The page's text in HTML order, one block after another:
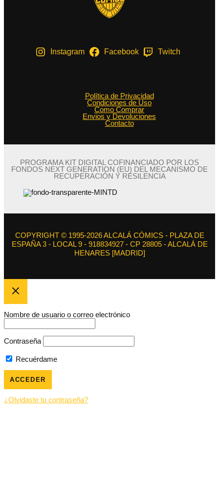
Instagram Facebook Twitch
Política de Privacidad
Condiciones de Uso
Como Comprar
Envios y Devoluciones
Contacto
PROGRAMA KIT DIGITAL COFINANCIADO POR LOS
FONDOS NEXT GENERATION (EU) DEL MECANISMO DE
RECUPERACIÓN Y RESILENCIA
COPYRIGHT © 1995-2026 ALCALÁ CÓMICS - PLAZA DE
ESPAÑA 3 - LOCAL 9 - 918834927 - CP 28805 - ALCALÁ DE
HENARES [MADRID]
Nombre de usuario o correo electrónico
Contraseña
Recuérdame
¿Olvidaste tu contraseña?